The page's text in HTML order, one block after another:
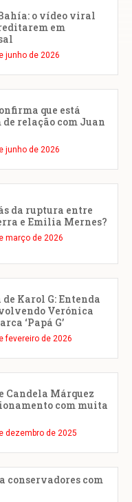
o vídeo viral
em
junho de 2026
que está
relação com Juan
junho de 2026
da ruptura entre
e Emilia Mernes?
março de 2026
Karol G: Entenda
Verónica
‘Papá G’
fevereiro de 2026
Candela Márquez
com muita
dezembro de 2025
conservadores com